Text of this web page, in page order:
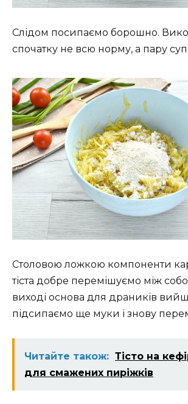
Слідом посипаємо борошно.
спочатку не всю норму, а пару
Столовою ложкою компоненти
тіста добре перемішуємо між
виході основа для драників
підсипаємо ще муки і знову
Читайте також: Тісто на
для смажених пиріжків